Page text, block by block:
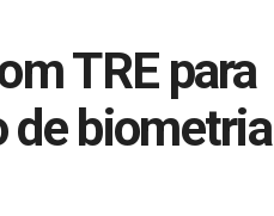
TRE para
de biometria